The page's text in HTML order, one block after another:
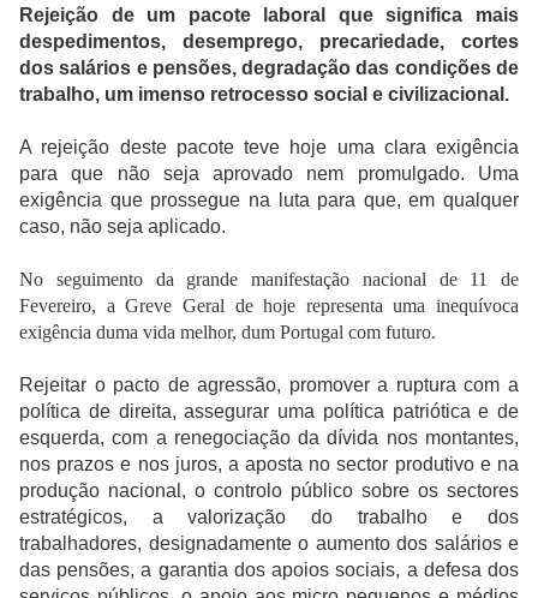
Rejeição de um pacote laboral que significa mais
despedimentos, desemprego, precariedade, cortes
dos salários e pensões, degradação das condições de
trabalho, um imenso retrocesso social e civilizacional.
A rejeição deste pacote teve hoje uma clara exigência
para que não seja aprovado nem promulgado. Uma
exigência que prossegue na luta para que, em qualquer
caso, não seja aplicado.
No seguimento da grande manifestação nacional de 11 de
Fevereiro, a Greve Geral de hoje representa uma inequívoca
exigência duma vida melhor, dum Portugal com futuro.
Rejeitar o pacto de agressão, promover a ruptura com a
política de direita, assegurar uma política patriótica e de
esquerda, com a renegociação da dívida nos montantes,
nos prazos e nos juros, a aposta no sector produtivo e na
produção nacional, o controlo público sobre os sectores
estratégicos, a valorização do trabalho e dos
trabalhadores, designadamente o aumento dos salários e
das pensões, a garantia dos apoios sociais, a defesa dos